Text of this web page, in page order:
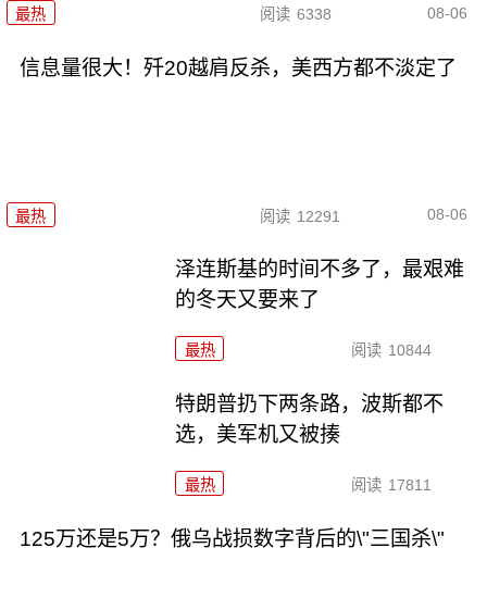
最热 阅读 6338 08-06
信息量很大！歼20越肩反杀，美西方都不淡定了
最热 阅读 12291 08-06
泽连斯基的时间不多了，最艰难
的冬天又要来了
最热 阅读 10844
特朗普扔下两条路，波斯都不
选，美军机又被揍
最热 阅读 17811
125万还是5万？俄乌战损数字背后的\"三国杀\"